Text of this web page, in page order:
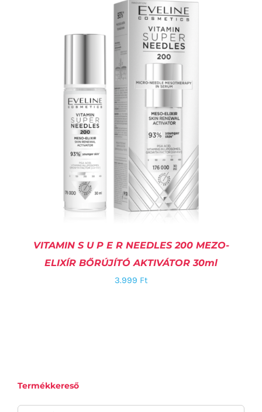
/ RÉSZLETEK
VITAMIN S U P E R NEEDLES 200 MEZO-
ELIXÍR BŐRÚJÍTÓ AKTIVÁTOR 30ml
3.999 Ft
Termékkereső